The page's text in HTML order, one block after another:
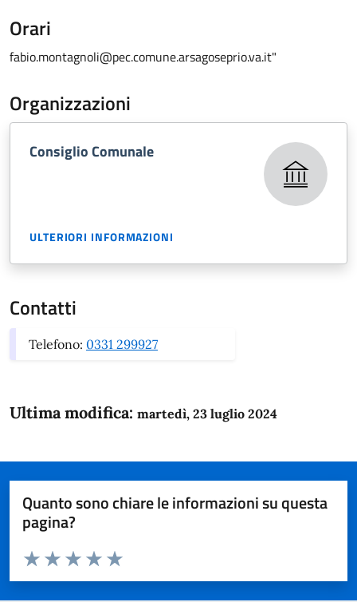
Orari
fabio.montagnoli@pec.comune.arsagoseprio.va.it"
Organizzazioni
Consiglio Comunale
ULTERIORI INFORMAZIONI
Contatti
Telefono: 0331 299927
Ultima modifica: martedì, 23 luglio 2024
Quanto sono chiare le informazioni su questa
pagina?
Domanda
Valuta da 1 a 5 stelle la pagina
Valuta 5 stelle su 5
Valuta 4 stelle su 5
Valuta 3 stelle su 5
Valuta 2 stelle su 5
Valuta 1 stelle su 5